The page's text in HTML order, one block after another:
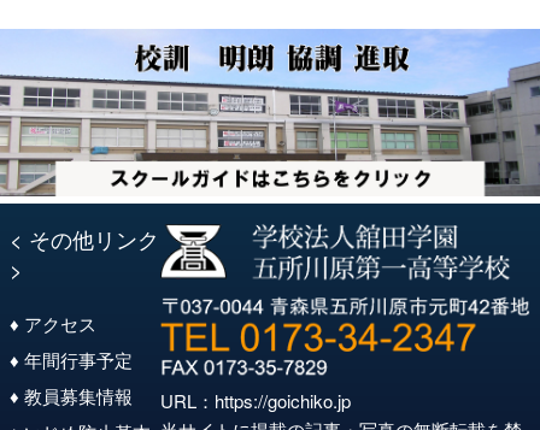
ョ
ン
< その他リンク
>
♦ アクセス
♦ 年間行事予定
♦ 教員募集情報
URL： https://goichiko.jp